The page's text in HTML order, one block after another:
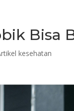
Bisa
kesehatan